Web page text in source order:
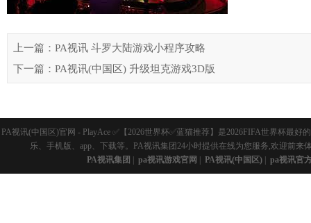
上一篇：PA视讯 斗罗大陆游戏小程序攻略
下一篇：PA视讯(中国区) 升级坦克游戏3D版
PA视讯(中国区)官网 - PlayAce ✅【2026世界杯✅蓝猫推荐】是2026FIFA世界杯最
乐、手机版、app、下载等。PA视讯集团24小时提供在线为您服务,欢迎前来
PA视讯集团
pa视讯游戏官网 PA视讯(中国区)| pa视讯官